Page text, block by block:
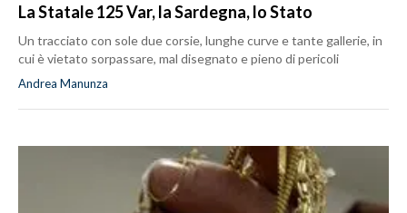
La Statale 125 Var, la Sardegna, lo Stato
Un tracciato con sole due corsie, lunghe curve e tante gallerie, in
cui è vietato sorpassare, mal disegnato e pieno di pericoli
Andrea Manunza